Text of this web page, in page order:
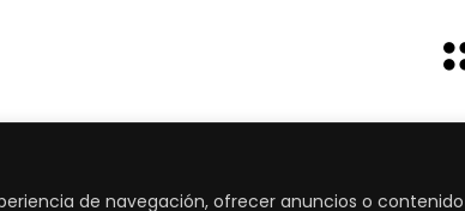
de navegación, ofrecer anuncios o